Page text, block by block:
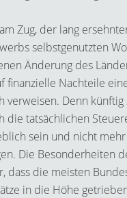
Zug, der lang
selbstgenutzten
Änderung des
finanzielle Nachteile
verweisen. Denn
die tatsächlichen
sein und nicht
Die Besonderheiten
dass die meisten
in die Höhe